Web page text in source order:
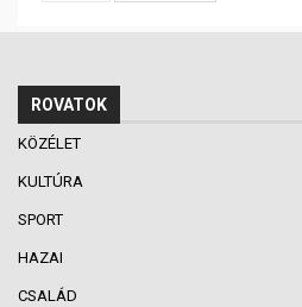
ROVATOK
KÖZÉLET
KULTÚRA
SPORT
HAZAI
CSALÁD